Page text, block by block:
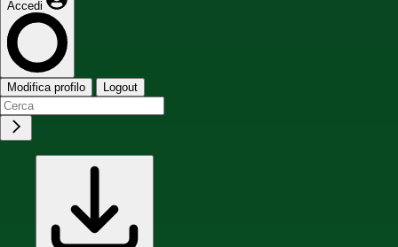
Accedi
Modifica profilo Logout